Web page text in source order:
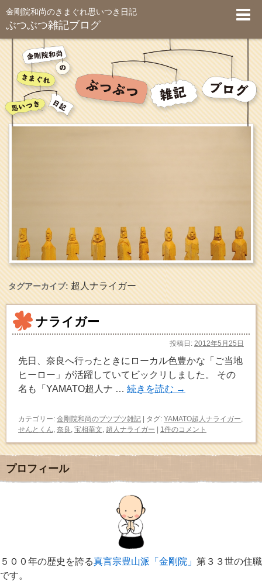
金剛院和尚のきまぐれ思いつき日記
ぶつぶつ雑記ブログ
タグアーカイブ:超人ナライガー
ナライガー
投稿日: 2012年5月25日
先日、奈良へ行ったときにローカル色豊かな「ご当地
ヒーロー」が活躍していてビックリしました。 その
名も「YAMATO超人ナ … 続きを読む →
カテゴリー: 金剛院和尚のブツブツ雑記 | タグ: YAMATO超人ナライガー
せんとくん 奈良 宝相華文 超人ナライガー | 1件のコメント
プロフィール
５００年の歴史を誇る真言宗豊山派「金剛院」 第３３世の住職
です。